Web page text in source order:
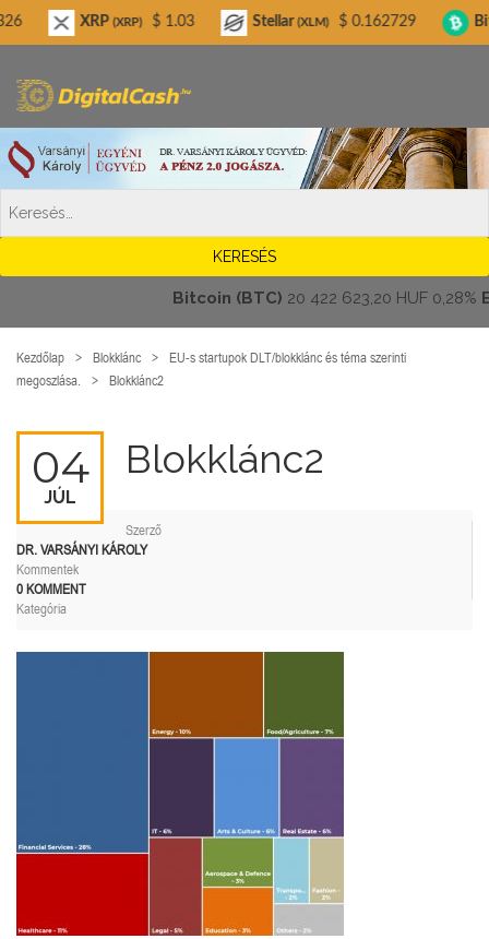
Bitcoin (BTC)20 422 623,20 HUF0,28%
Kezdőlap Blokklánc
EU-s startupok DLT/blokklánc és téma szerinti
megoszlása.
Blokklánc2
04
JÚL
Blokklánc2
Szerző
DR. VARSÁNYI KÁROLY
Kommentek
0 KOMMENT
Kategória
XRP (XRP) $ 1.03 Stellar(XLM) $ 0.162729 Bitcoin
Digitalcash.hu